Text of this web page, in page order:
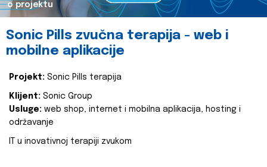
o projektu
Sonic Pills zvučna terapija - web i
mobilne aplikacije
Projekt: Sonic Pills terapija
Klijent: Sonic Group
Usluge: web shop, internet i mobilna aplikacija, hosting i
održavanje
IT u inovativnoj terapiji zvukom